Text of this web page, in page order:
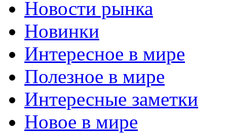
Новости рынка
Новинки
Интересное в мире
Полезное в мире
Интересные заметки
Новое в мире